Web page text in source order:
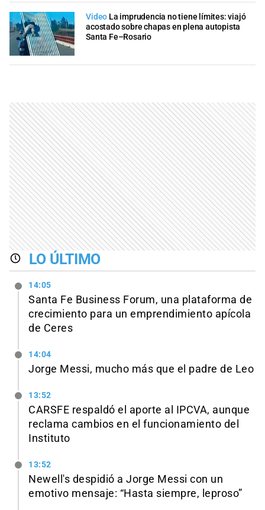
Video La imprudencia no tiene límites: viajó
acostado sobre chapas en plena autopista
Santa Fe–Rosario
LO ÚLTIMO
14:05
Santa Fe Business Forum, una plataforma de
crecimiento para un emprendimiento apícola
de Ceres
14:04
Jorge Messi, mucho más que el padre de Leo
13:52
CARSFE respaldó el aporte al IPCVA, aunque
reclama cambios en el funcionamiento del
Instituto
13:52
Newell's despidió a Jorge Messi con un
emotivo mensaje: “Hasta siempre, leproso”